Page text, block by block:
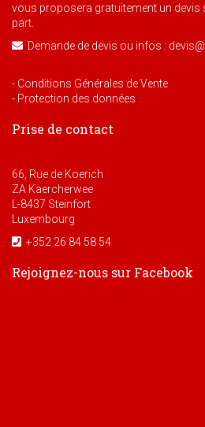
vous proposera gratuitement un devis
part.
Demande de devis ou infos :
- Conditions Générales de Vente
- Protection des données
Prise de contact
66, Rue de Koerich
ZA Kaercherwee
L-8437 Steinfort
Luxembourg
+352 26 84 58 54
Rejoignez-nous sur Facebook